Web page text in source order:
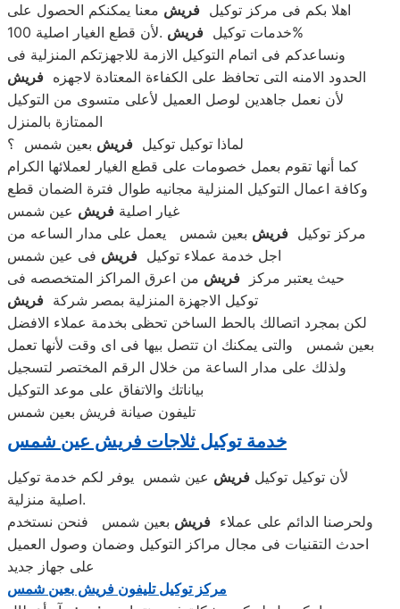
اهلا بكم فى مركز توكيل فريش معنا يمكنكم الحصول على
خدمات توكيل فريش
.لأن قطع الغيار اصلية 100%
ونساعدكم فى اتمام التوكيل الازمة للاجهزتكم المنزلية فى
الحدود الامنه التى تحافظ على الكفاءة المعتادة لاجهزه فريش
لأن نعمل جاهدين لوصل العميل لأعلى متسوى من التوكيل
الممتازة بالمنزل
لماذا توكيل توكيل فريش بعين شمس ؟
كما أنها تقوم بعمل خصومات على قطع الغيار لعملائها الكرام
وكافة اعمال التوكيل المنزلية مجانيه طوال فترة الضمان قطع
غيار اصلية فريش عين شمس
مركز توكيل فريش بعين شمس يعمل على مدار الساعه من
اجل خدمة عملاء توكيل فريش فى عين شمس
حيث يعتبر مركز فريش من اعرق المراكز المتخصصه فى
توكيل الاجهزة المنزلية بمصر شركة فريش
لكن بمجرد اتصالك بالحط الساخن تحظى بخدمة عملاء الافضل
بعين شمس والتى يمكنك ان تتصل بيها فى اى وقت لأنها تعمل
ولذلك على مدار الساعة من خلال الرقم المختصر لتسجيل
بياناتك والاتفاق على موعد التوكيل
تليفون صيانة فريش بعين شمس
خدمة توكيل ثلاجات فريش عين شمس
لأن توكيل توكيل فريش عين شمس يوفر لكم خدمة توكيل
اصلية منزلية.
ولحرصنا الدائم على عملاء فريش بعين شمس فنحن نستخدم
احدث التقنيات فى مجال مراكز التوكيل وضمان وصول العميل
على جهاز جديد
مركز توكيل تليفون فريش بعين شمس